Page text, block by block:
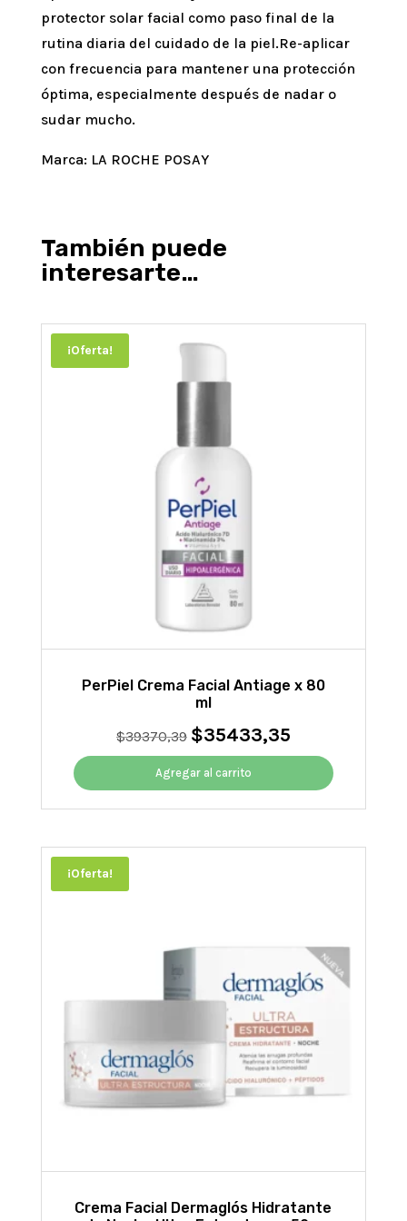
protector solar facial como paso final de la
rutina diaria del cuidado de la piel.Re-aplicar
con frecuencia para mantener una protección
óptima, especialmente después de nadar o
sudar mucho.
Marca: LA ROCHE POSAY
También puede
interesarte…
¡Oferta!
PerPiel Crema Facial Antiage x 80
ml
$39370,39 El
precio
original
era:
$39370,39.
$35433,35El
precio
es:
$35433,35.
Agregar al carrito
¡Oferta!
Crema Facial Dermaglós Hidratante